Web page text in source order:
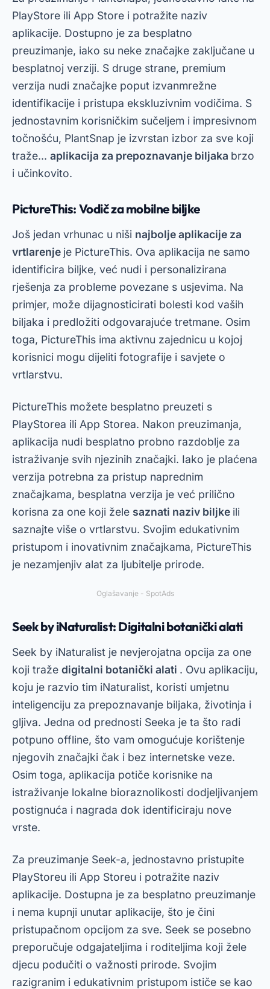
PlayStore ili App Store i potražite naziv
aplikacije. Dostupno je za besplatno
preuzimanje, iako su neke značajke zaključane u
besplatnoj verziji. S druge strane, premium
verzija nudi značajke poput izvanmrežne
identifikacije i pristupa ekskluzivnim vodičima. S
jednostavnim korisničkim sučeljem i impresivnom
točnošću, PlantSnap je izvrstan izbor za sve koji
traže... aplikacija za prepoznavanje biljaka brzo
i učinkovito.
PictureThis: Vodič za mobilne biljke
Još jedan vrhunac u niši najbolje aplikacije za
vrtlarenje je PictureThis. Ova aplikacija ne samo
identificira biljke, već nudi i personalizirana
rješenja za probleme povezane s usjevima. Na
primjer, može dijagnosticirati bolesti kod vaših
biljaka i predložiti odgovarajuće tretmane. Osim
toga, PictureThis ima aktivnu zajednicu u kojoj
korisnici mogu dijeliti fotografije i savjete o
vrtlarstvu.
PictureThis možete besplatno preuzeti s
PlayStorea ili App Storea. Nakon preuzimanja,
aplikacija nudi besplatno probno razdoblje za
istraživanje svih njezinih značajki. Iako je plaćena
verzija potrebna za pristup naprednim
značajkama, besplatna verzija je već prilično
korisna za one koji žele saznati naziv biljke ili
saznajte više o vrtlarstvu. Svojim edukativnim
pristupom i inovativnim značajkama, PictureThis
je nezamjenjiv alat za ljubitelje prirode.
Oglašavanje - SpotAds
Seek by iNaturalist: Digitalni botanički alati
Seek by iNaturalist je nevjerojatna opcija za one
koji traže digitalni botanički alati . Ovu aplikaciju,
koju je razvio tim iNaturalist, koristi umjetnu
inteligenciju za prepoznavanje biljaka, životinja i
gljiva. Jedna od prednosti Seeka je ta što radi
potpuno offline, što vam omogućuje korištenje
njegovih značajki čak i bez internetske veze.
Osim toga, aplikacija potiče korisnike na
istraživanje lokalne bioraznolikosti dodjeljivanjem
postignuća i nagrada dok identificiraju nove
vrste.
Za preuzimanje Seek-a, jednostavno pristupite
PlayStoreu ili App Storeu i potražite naziv
aplikacije. Dostupna je za besplatno preuzimanje
i nema kupnji unutar aplikacije, što je čini
pristupačnom opcijom za sve. Seek se posebno
preporučuje odgajateljima i roditeljima koji žele
djecu podučiti o važnosti prirode. Svojim
razigranim i edukativnim pristupom ističe se kao